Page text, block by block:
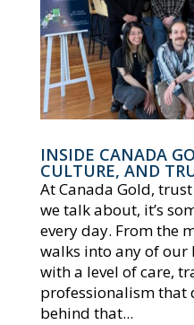
INSIDE CANADA
CULTURE, AND
At Canada Gold,
we talk about, it’s
every day. From the
walks into any of our
with a level of care,
professionalism that
behind that...